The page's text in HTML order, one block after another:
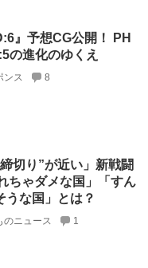
』予想CG公開！ PH
の進化のゆくえ
ンス 8
切り”が近い」新戦闘
ちゃダメな国」「すん
うな国」とは？
のニュース 1